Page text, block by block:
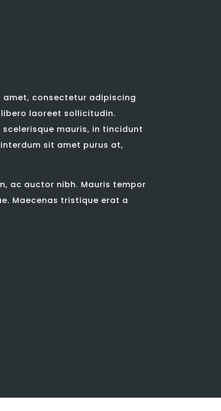
amet, consectetur adipiscing
laoreet sollicitudin.
mauris, in tincidunt
sit amet purus at,
ac auctor nibh. Mauris tempor
Maecenas tristique erat a